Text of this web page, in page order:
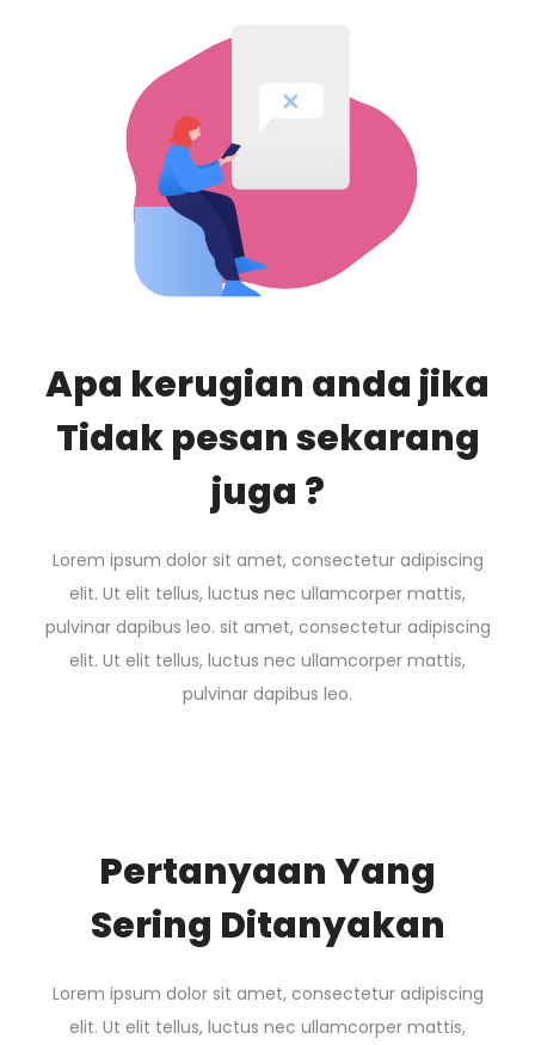
Apa kerugian anda jika
Tidak pesan sekarang
juga ?
Lorem ipsum dolor sit amet, consectetur adipiscing
elit. Ut elit tellus, luctus nec ullamcorper mattis,
pulvinar dapibus leo. sit amet, consectetur adipiscing
elit. Ut elit tellus, luctus nec ullamcorper mattis,
pulvinar dapibus leo.
Pertanyaan Yang
Sering Ditanyakan
Lorem ipsum dolor sit amet, consectetur adipiscing
elit. Ut elit tellus, luctus nec ullamcorper mattis,